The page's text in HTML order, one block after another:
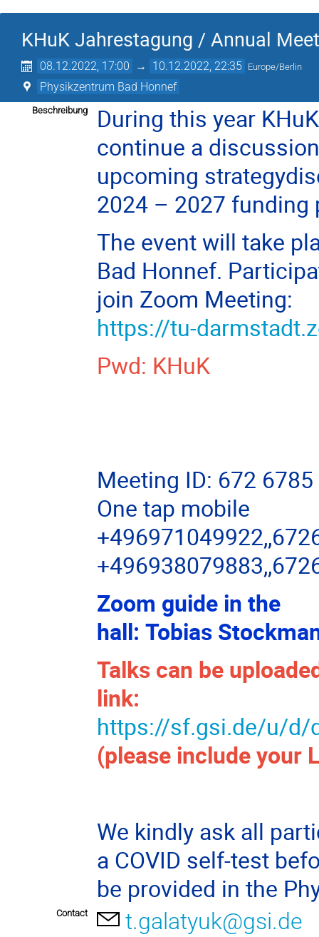
KHuK Jahrestagung / Annual
08.12.2022, 17:00 → 10.12.2022, 22:35 Europe/Berlin
Physikzentrum Bad Honnef
Beschreibung
During this year
continue a
upcoming
2024 – 2027 funding
The event will take
Bad Honnef.
join Zoom Meeting:
https://tu-
Pwd: KHuK
Meeting ID: 672
One tap mobile
Zoom guide in the
hall: Tobias
Talks can be
link:
https://sf.gsi.de/u/d/
(please include your
We kindly ask all
a COVID self-test
be provided in the
Contact t.galatyuk@gsi.de